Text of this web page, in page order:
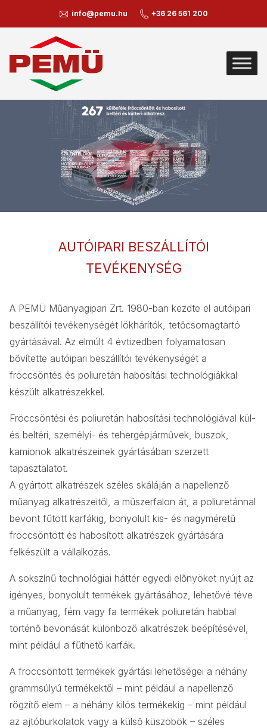
info@pemu.hu +36 26 561 200
AUTÓIPARI BESZÁLLÍTÓI
TEVÉKENYSÉG
A PEMÜ Műanyagipari Zrt. 1980-ban kezdte el autóipari
beszállítói tevékenységét lökhárítók, tetőcsomagtartó
gyártásával. Az elmúlt 4 évtizedben folyamatosan
bővítette autóipari beszállítói tevékenységét a
fröccsöntés és poliuretán habosítási technológiákkal
készült alkatrészekkel.
Fröccsöntési és poliuretán habosítási technológiával kül-
és beltéri, személyi- és tehergépjárművek, buszok,
kamionok alkatrészeinek gyártásában szerzett
tapasztalatot.
A gyártott alkatrészek széles skáláján a napellenző
műanyag alkatrészeitől, a műszerfalon át, a poliuretánnal
bevont fűtött karfákig, bonyolult kis- és nagyméretű
fröccsöntött és habosított alkatrészek gyártására
felkészült a vállalkozás.
A sokszínű technológiai háttér egyedi előnyöket nyújt az
igényes, bonyolult termékek gyártásához, lehetővé téve
a műanyag, fém vagy fa termékek poliuretán habbal
történő bevonását különböző alkatrészek beépítésével,
mint például a fűthető karfák.
A fröccsöntött termékek gyártási lehetőségei a néhány
grammsúlyú termékektől – mint például a napellenző
rögzítő elem – a néhány kilós termékekig – mint például
az ajtóburkolatok vagy a külső küszöbök – széles